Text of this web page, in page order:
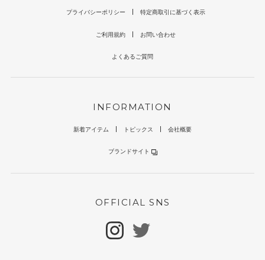
プライバシーポリシー 特定商取引に基づく表示
ご利用規約 お問い合わせ
よくあるご質問
INFORMATION
新着アイテム トピックス 会社概要
ブランドサイト
OFFICIAL SNS